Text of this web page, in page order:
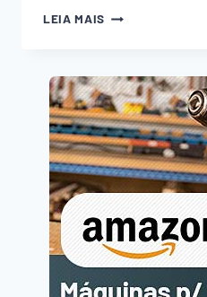
LEIA MAIS ARTESANATO
PLACA
DE
NÚMERO
DE
CASA